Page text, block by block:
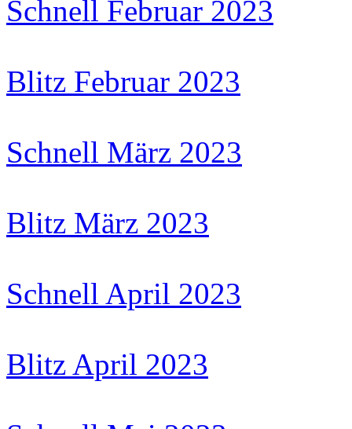
Schnell Februar 2023
Blitz Februar 2023
Schnell März 2023
Blitz März 2023
Schnell April 2023
Blitz April 2023